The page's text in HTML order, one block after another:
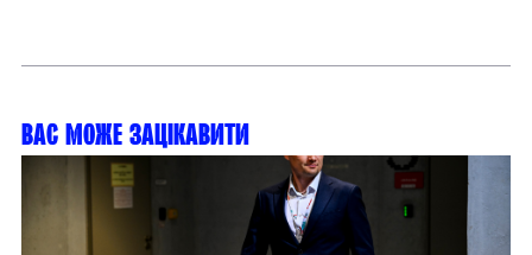
Вас може зацікавити